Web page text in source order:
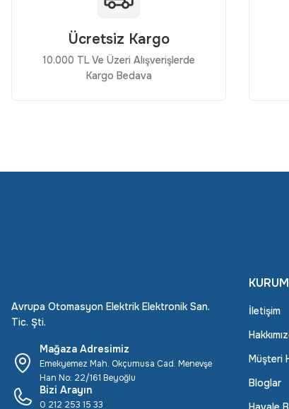
Ücretsiz Kargo
10.000 TL Ve Üzeri Alışverişlerde
Kargo Bedava
Avrupa Otomasyon Elektrik Elektronik San.
Tic. Şti.
Mağaza Adresimiz
Emekyemez Mah. Okçumusa Cad. Menevşe
Han No: 22/161 Beyoğlu
Bizi Arayın
0 212 253 15 33
İletişim
Müşteri
Bloglar